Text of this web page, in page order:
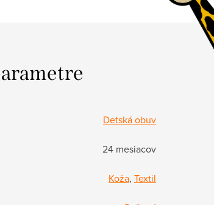
Detská obuv
24 mesiacov
Koža, Textil